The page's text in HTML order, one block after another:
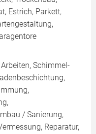
Estrich, Parkett,
Schimmel-
/ Sanierung,
Reparatur,